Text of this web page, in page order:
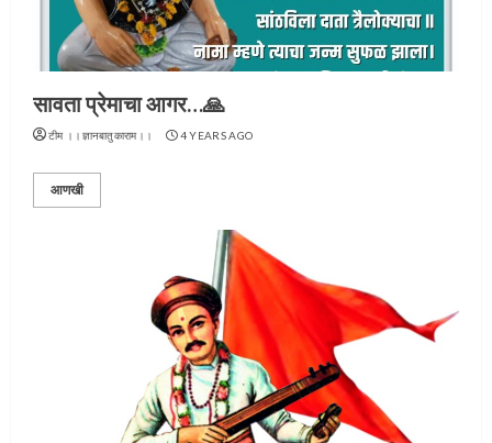
सावता प्रेमाचा आगर…🙏
टीम ।।ज्ञानबातुकाराम।। 4 YEARS AGO
आणखी